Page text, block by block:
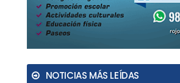
NOTICIAS MÁS LEÍDAS